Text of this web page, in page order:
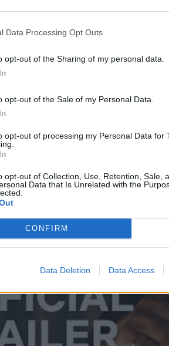
Data Processing Opt Outs
opt-out of the Sharing of my personal data.
opt-out of the Sale of my Personal Data.
opt-out of processing my Personal Data for
opt-out of Collection, Use, Retention, Sale,
Data that Is Unrelated with the
CONFIRM
Data Deletion Data Access
ξεθάβει κι άλλο ένα
απάτες από το ’90 και